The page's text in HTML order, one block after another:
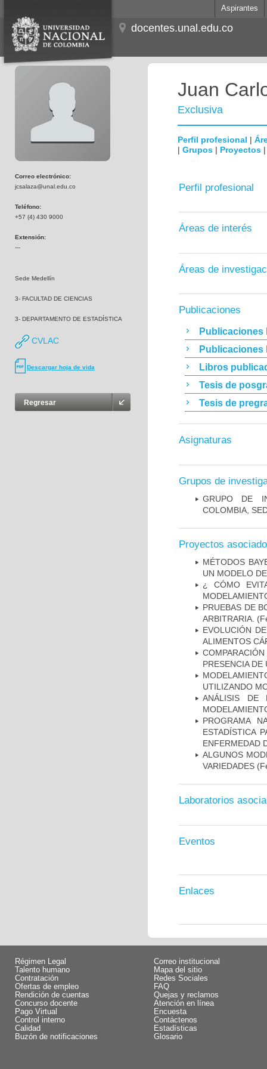
Aspirantes
docentes.unal.edu.co
Correo electrónico:
jcsalaza@unal.edu.co
Teléfono:
+57 (4) 430 9000
Extensión:
---
Sede Medellín
3- FACULTAD DE CIENCIAS
3- DEPARTAMENTO DE ESTADÍSTICA
CVLAC
Descargar hoja de vida
Regresar
Juan
Exclusiva
Perfil profesional |
| Grupos | Proyectos
Perfil profesional
Áreas de interés
Áreas de
Publicaciones
Publicaciones
Publicaciones
Libros
Tesis de
Tesis de
Asignaturas
Grupos de
GRUPO DE
COLOMBIA,
Proyectos
MÉTODOS
UN MODELO
¿ CÓMO
PRUEBAS DE
ARBITRARIA.
EVOLUCIÓN
ALIMENTOS
PRESENCIA DE
UTILIZANDO
ANÁLISIS DE
PROGRAMA
ESTADÍSTICA
ENFERMEDAD
ALGUNOS
VARIEDADES
Laboratorios
Eventos
Enlaces
Régimen Legal
Talento humano
Contratación
Ofertas de empleo
Rendición de cuentas
Concurso docente
Pago Virtual
Control interno
Calidad
Buzón de notificaciones
Correo institucional
Mapa del sitio
Redes Sociales
FAQ
Quejas y reclamos
Atención en línea
Encuesta
Contáctenos
Estadísticas
Glosario